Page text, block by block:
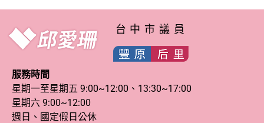
台中市議員
服務時間
星期一至星期五 9:00~12:00、13:30~17:00
星期六 9:00~12:00
週日、國定假日公休